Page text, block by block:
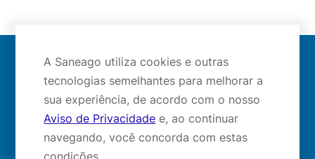
Redes sociais:
Mapa do site
A Saneago utiliza cookies e outras
tecnologias semelhantes para melhorar a
sua experiência, de acordo com o nosso
Aviso de Privacidade e, ao continuar
navegando, você concorda com estas
condições.